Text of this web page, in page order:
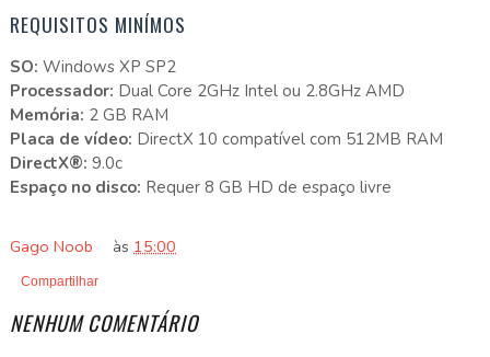
REQUISITOS MINÍMOS
SO: Windows XP SP2
Processador: Dual Core 2GHz Intel ou 2.8GHz AMD
Memória: 2 GB RAM
Placa de vídeo: DirectX 10 compatível com 512MB RAM
DirectX®: 9.0c
Espaço no disco: Requer 8 GB HD de espaço livre
Gago Noob às15:00
Compartilhar
NENHUM COMENTÁRIO